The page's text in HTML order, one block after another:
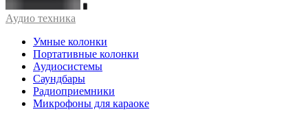
Аудио техника
Умные колонки
Портативные колонки
Аудиосистемы
Саундбары
Радиоприемники
Микрофоны для караоке